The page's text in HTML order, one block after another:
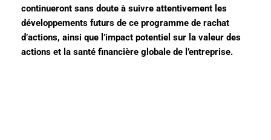
continueront sans doute à suivre attentivement les
développements futurs de ce programme de rachat
d’actions, ainsi que l’impact potentiel sur la valeur des
actions et la santé financière globale de l’entreprise.